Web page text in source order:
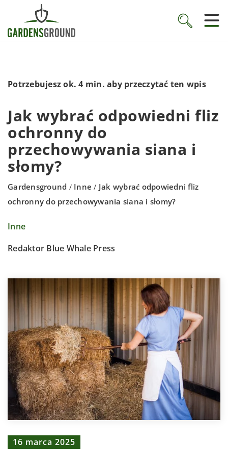
Potrzebujesz ok. 4 min. aby przeczytać ten wpis
Jak wybrać odpowiedni fliz
ochronny do
przechowywania siana i
słomy?
Gardensground / Inne / Jak wybrać odpowiedni fliz
ochronny do przechowywania siana i słomy?
Inne
Redaktor Blue Whale Press
16 marca 2025